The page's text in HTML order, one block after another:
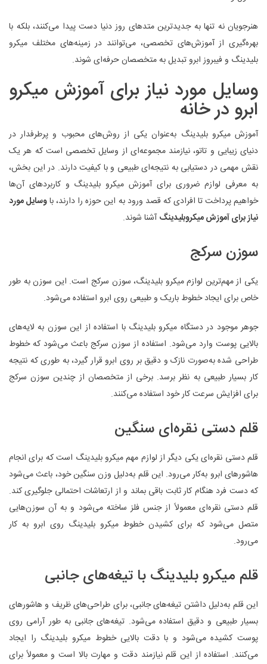
هنرجویان نه تنها به جدیدترین متدهای روز دنیا دست پیدا می‌کنند، بلکه با
بهره‌گیری از آموزش‌های تخصصی، می‌توانند در زمینه‌های مختلف میکرو
بلیدینگ و فیبروز ابرو تبدیل به متخصصان حرفه‌ای شوند.
وسایل مورد نیاز برای آموزش میکرو
ابرو در خانه
آموزش میکرو بلیدینگ به‌عنوان یکی از روش‌های محبوب و پرطرفدار در
دنیای زیبایی و تاتو، نیازمند مجموعه‌ای از وسایل تخصصی است که هر یک
نقش مهمی در دستیابی به نتیجه‌ای طبیعی و با کیفیت دارند. در این بخش،
به معرفی لوازم ضروری برای آموزش میکرو بلیدینگ و کاربردهای آن‌ها
خواهیم پرداخت تا افرادی که قصد ورود به این حوزه را دارند، باوسایل مورد
نیاز برای آموزش میکروبلیدینگآشنا شوند.
سوزن سرکج
یکی از مهم‌ترین لوازم میکرو بلیدینگ، سوزن سرکج است. این سوزن به طور
خاص برای ایجاد خطوط باریک و طبیعی روی ابرو استفاده می‌شود.
جوهر موجود در دستگاه میکرو بلیدینگ با استفاده از این سوزن به لایه‌های
بالایی پوست وارد می‌شود. استفاده از سوزن سرکج باعث می‌شود که خطوط
طراحی شده به‌صورت نازک و دقیق بر روی ابرو قرار گیرد، به طوری که نتیجه
کار بسیار طبیعی به نظر برسد. برخی از متخصصان از چندین سوزن سرکج
برای افزایش سرعت کار خود استفاده می‌کنند.
قلم دستی نقره‌ای سنگین
قلم دستی نقره‌ای یکی دیگر از لوازم مهم میکرو بلیدینگ است که برای انجام
هاشورهای ابرو به‌کار می‌رود. این قلم به‌دلیل وزن سنگین خود، باعث می‌شود
که دست فرد هنگام کار ثابت باقی بماند و از ارتعاشات احتمالی جلوگیری کند.
قلم دستی نقره‌ای معمولاً از جنس فلز ساخته می‌شود و به آن سوزن‌هایی
متصل می‌شود که برای کشیدن خطوط میکرو بلیدینگ روی ابرو به کار
می‌رود.
قلم میکرو بلیدینگ با تیغه‌های جانبی
این قلم به‌دلیل داشتن تیغه‌های جانبی، برای طراحی‌های ظریف و هاشورهای
بسیار طبیعی و دقیق استفاده می‌شود. تیغه‌های جانبی به طور آرامی روی
پوست کشیده می‌شود و با دقت بالایی خطوط میکرو بلیدینگ را ایجاد
می‌کنند. استفاده از این قلم نیازمند دقت و مهارت بالا است و معمولاً برای